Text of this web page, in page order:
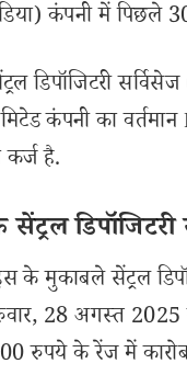
कंपनी में पिछले
कंपनी का
है.
डिपॉजिटरी
के मुकाबले सेंट्रल
28 अगस्त
रुपये के रेंज में